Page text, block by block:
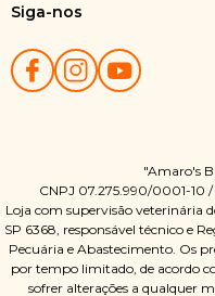
Siga-nos
"Amaro's
CNPJ 07.275.990/0001-10 /
Loja com supervisão veterinária
SP 6368, responsável técnico e
Pecuária e Abastecimento. Os
por tempo limitado, de acordo
sofrer alterações a qualquer